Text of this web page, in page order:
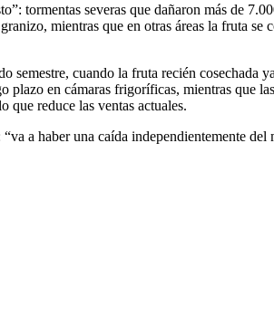
tormentas severas que dañaron más de
mientras que en otras áreas la fruta se
cuando la fruta recién cosechada
en cámaras frigoríficas, mientras que
que reduce las ventas actuales.
a haber una caída independientemente del